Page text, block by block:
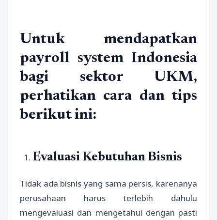
Untuk mendapatkan
payroll system Indonesia
bagi sektor UKM,
perhatikan cara dan tips
berikut ini:
Evaluasi Kebutuhan Bisnis
Tidak ada bisnis yang sama persis, karenanya
perusahaan harus terlebih dahulu
mengevaluasi dan mengetahui dengan pasti